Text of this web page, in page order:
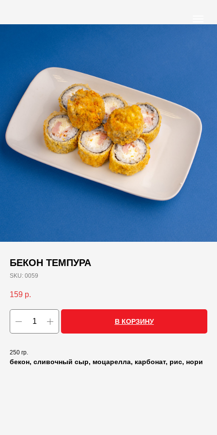
БЕКОН ТЕМПУРА
SKU: 0059
159 р.
В КОРЗИНУ
250 гр.
бекон, сливочный сыр, моцарелла, карбонат, рис, нори